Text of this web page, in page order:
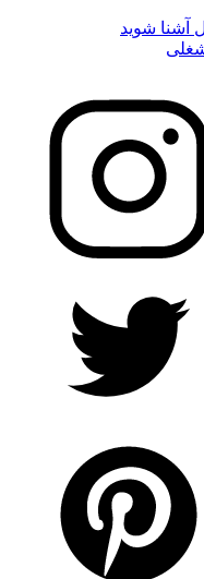
آشنا شوید